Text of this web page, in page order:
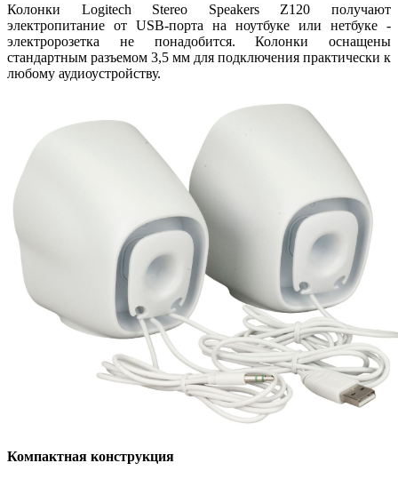
Колонки Logitech Stereo Speakers Z120 получают
электропитание от USB-порта на ноутбуке или нетбуке -
электророзетка не понадобится. Колонки оснащены
стандартным разъемом 3,5 мм для подключения практически к
любому аудиоустройству.
Компактная конструкция